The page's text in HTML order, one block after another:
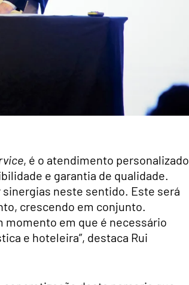
, é o atendimento personalizado
e garantia de qualidade.
neste sentido. Este será
crescendo em conjunto.
em que é necessário
e hoteleira”, destaca Rui